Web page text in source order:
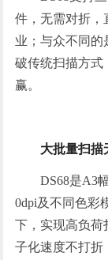
件，无需对折，
业；与众不同的
破传统扫描方式
赢。
大批量扫描
DS68是A3
0dpi及不同色彩
下，实现高负荷
子化速度不打折